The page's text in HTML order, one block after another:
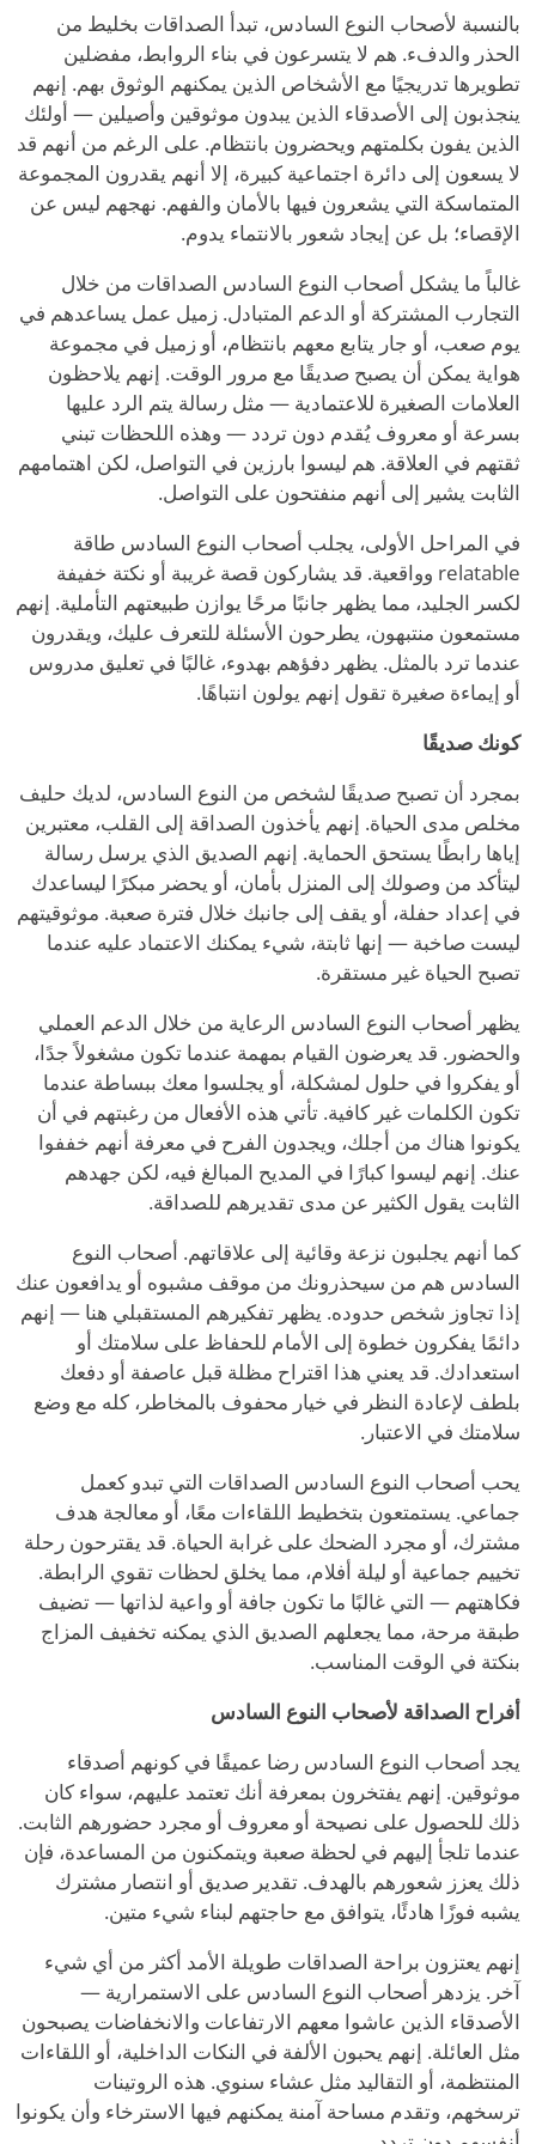
بالنسبة لأصحاب النوع السادس، تبدأ الصداقات بخليط من
الحذر والدفء. هم لا يتسرعون في بناء الروابط، مفضلين
تطويرها تدريجيًا مع الأشخاص الذين يمكنهم الوثوق بهم. إنهم
ينجذبون إلى الأصدقاء الذين يبدون موثوقين وأصيلين — أولئك
الذين يفون بكلمتهم ويحضرون بانتظام. على الرغم من أنهم قد
لا يسعون إلى دائرة اجتماعية كبيرة، إلا أنهم يقدرون المجموعة
المتماسكة التي يشعرون فيها بالأمان والفهم. نهجهم ليس عن
الإقصاء؛ بل عن إيجاد شعور بالانتماء يدوم.
غالباً ما يشكل أصحاب النوع السادس الصداقات من خلال
التجارب المشتركة أو الدعم المتبادل. زميل عمل يساعدهم في
يوم صعب، أو جار يتابع معهم بانتظام، أو زميل في مجموعة
هواية يمكن أن يصبح صديقًا مع مرور الوقت. إنهم يلاحظون
العلامات الصغيرة للاعتمادية — مثل رسالة يتم الرد عليها
بسرعة أو معروف يُقدم دون تردد — وهذه اللحظات تبني
ثقتهم في العلاقة. هم ليسوا بارزين في التواصل، لكن اهتمامهم
الثابت يشير إلى أنهم منفتحون على التواصل.
في المراحل الأولى، يجلب أصحاب النوع السادس طاقة
relatable وواقعية. قد يشاركون قصة غريبة أو نكتة خفيفة
لكسر الجليد، مما يظهر جانبًا مرحًا يوازن طبيعتهم التأملية. إنهم
مستمعون منتبهون، يطرحون الأسئلة للتعرف عليك، ويقدرون
عندما ترد بالمثل. يظهر دفؤهم بهدوء، غالبًا في تعليق مدروس
أو إيماءة صغيرة تقول إنهم يولون انتباهًا.
كونك صديقًا
بمجرد أن تصبح صديقًا لشخص من النوع السادس، لديك حليف
مخلص مدى الحياة. إنهم يأخذون الصداقة إلى القلب، معتبرين
إياها رابطًا يستحق الحماية. إنهم الصديق الذي يرسل رسالة
ليتأكد من وصولك إلى المنزل بأمان، أو يحضر مبكرًا ليساعدك
في إعداد حفلة، أو يقف إلى جانبك خلال فترة صعبة. موثوقيتهم
ليست صاخبة — إنها ثابتة، شيء يمكنك الاعتماد عليه عندما
تصبح الحياة غير مستقرة.
يظهر أصحاب النوع السادس الرعاية من خلال الدعم العملي
والحضور. قد يعرضون القيام بمهمة عندما تكون مشغولاً جدًا،
أو يفكروا في حلول لمشكلة، أو يجلسوا معك ببساطة عندما
تكون الكلمات غير كافية. تأتي هذه الأفعال من رغبتهم في أن
يكونوا هناك من أجلك، ويجدون الفرح في معرفة أنهم خففوا
عنك. إنهم ليسوا كبارًا في المديح المبالغ فيه، لكن جهدهم
الثابت يقول الكثير عن مدى تقديرهم للصداقة.
كما أنهم يجلبون نزعة وقائية إلى علاقاتهم. أصحاب النوع
السادس هم من سيحذرونك من موقف مشبوه أو يدافعون عنك
إذا تجاوز شخص حدوده. يظهر تفكيرهم المستقبلي هنا — إنهم
دائمًا يفكرون خطوة إلى الأمام للحفاظ على سلامتك أو
استعدادك. قد يعني هذا اقتراح مظلة قبل عاصفة أو دفعك
بلطف لإعادة النظر في خيار محفوف بالمخاطر، كله مع وضع
سلامتك في الاعتبار.
يحب أصحاب النوع السادس الصداقات التي تبدو كعمل
جماعي. يستمتعون بتخطيط اللقاءات معًا، أو معالجة هدف
مشترك، أو مجرد الضحك على غرابة الحياة. قد يقترحون رحلة
تخييم جماعية أو ليلة أفلام، مما يخلق لحظات تقوي الرابطة.
فكاهتهم — التي غالبًا ما تكون جافة أو واعية لذاتها — تضيف
طبقة مرحة، مما يجعلهم الصديق الذي يمكنه تخفيف المزاج
بنكتة في الوقت المناسب.
أفراح الصداقة لأصحاب النوع السادس
يجد أصحاب النوع السادس رضا عميقًا في كونهم أصدقاء
موثوقين. إنهم يفتخرون بمعرفة أنك تعتمد عليهم، سواء كان
ذلك للحصول على نصيحة أو معروف أو مجرد حضورهم الثابت.
عندما تلجأ إليهم في لحظة صعبة ويتمكنون من المساعدة، فإن
ذلك يعزز شعورهم بالهدف. تقدير صديق أو انتصار مشترك
يشبه فوزًا هادئًا، يتوافق مع حاجتهم لبناء شيء متين.
إنهم يعتزون براحة الصداقات طويلة الأمد أكثر من أي شيء
آخر. يزدهر أصحاب النوع السادس على الاستمرارية —
الأصدقاء الذين عاشوا معهم الارتفاعات والانخفاضات يصبحون
مثل العائلة. إنهم يحبون الألفة في النكات الداخلية، أو اللقاءات
المنتظمة، أو التقاليد مثل عشاء سنوي. هذه الروتينات
ترسخهم، وتقدم مساحة آمنة يمكنهم فيها الاسترخاء وأن يكونوا